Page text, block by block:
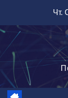
вмісту
Чт.